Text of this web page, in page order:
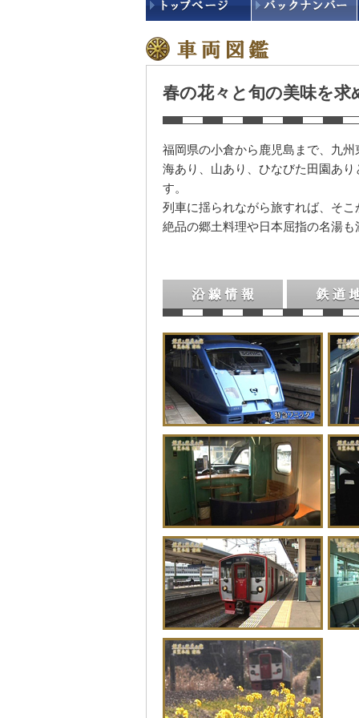
春の花々と旬の美味を
福岡県の小倉から鹿児島まで、九
海あり、山あり、ひなびた田園あ
す。
列車に揺られながら旅すれば、そ
絶品の郷土料理や日本屈指の名湯も
沿線情報 鉄道地図